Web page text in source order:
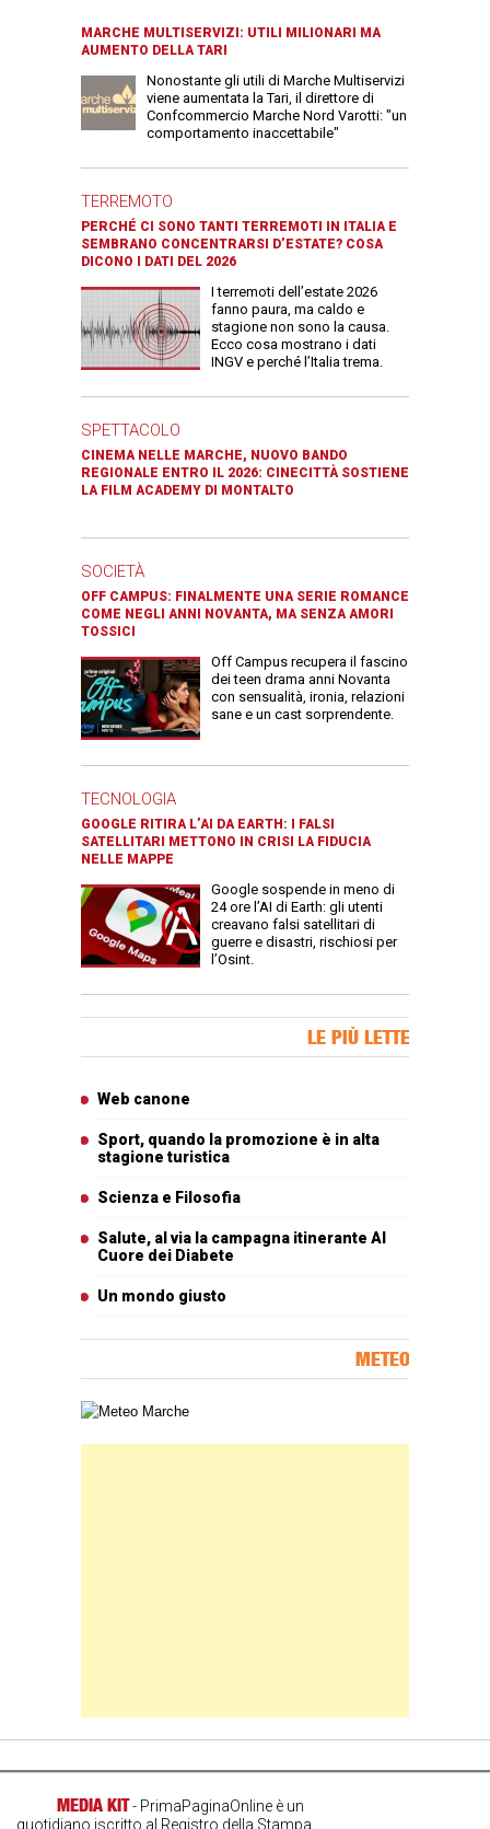
MARCHE MULTISERVIZI: UTILI MILIONARI MA
AUMENTO DELLA TARI
Nonostante gli utili di Marche Multiservizi
viene aumentata la Tari, il direttore di
Confcommercio Marche Nord Varotti: "un
comportamento inaccettabile"
TERREMOTO
PERCHÉ CI SONO TANTI TERREMOTI IN ITALIA E
SEMBRANO CONCENTRARSI D’ESTATE? COSA
DICONO I DATI DEL 2026
I terremoti dell’estate 2026
fanno paura, ma caldo e
stagione non sono la causa.
Ecco cosa mostrano i dati
INGV e perché l’Italia trema.
SPETTACOLO
CINEMA NELLE MARCHE, NUOVO BANDO
REGIONALE ENTRO IL 2026: CINECITTÀ SOSTIENE
LA FILM ACADEMY DI MONTALTO
SOCIETÀ
OFF CAMPUS: FINALMENTE UNA SERIE ROMANCE
COME NEGLI ANNI NOVANTA, MA SENZA AMORI
TOSSICI
Off Campus recupera il fascino
dei teen drama anni Novanta
con sensualità, ironia, relazioni
sane e un cast sorprendente.
TECNOLOGIA
GOOGLE RITIRA L’AI DA EARTH: I FALSI
SATELLITARI METTONO IN CRISI LA FIDUCIA
NELLE MAPPE
Google sospende in meno di
24 ore l’AI di Earth: gli utenti
creavano falsi satellitari di
guerre e disastri, rischiosi per
l’Osint.
LE PIÙ LETTE
Web canone
Sport, quando la promozione è in alta
stagione turistica
Scienza e Filosofia
Salute, al via la campagna itinerante Al
Cuore dei Diabete
Un mondo giusto
METEO
Carta meteorologica delle Marche
MEDIA KIT- PrimaPaginaOnline è un
quotidiano iscritto al Registro della Stampa